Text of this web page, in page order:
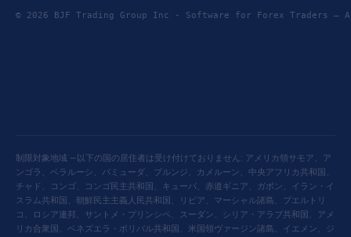
© 2026 BJF Trading Group Inc - Software for Forex
制限対象地域 —以下の国の居住者は受け付けておりません: アメリカ領サモア、ア
ンゴラ、ベラルーシ、バミューダ、ブルンジ、カメルーン、中央アフリカ共和国、
チャド、コンゴ、コンゴ民主共和国、キューバ、赤道ギニア、ガボン、イラン・イ
スラム共和国、朝鮮民主主義人民共和国、リビア、マーシャル諸島、プエルトリ
コ、ロシア連邦、サントメ・プリンシペ、スーダン、シリア・アラブ共和国、アメ
リカ合衆国、ベネズエラ・ボリバル共和国、米国領ヴァージン諸島、イエメン、ジ